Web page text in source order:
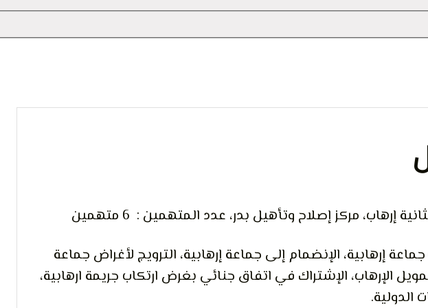
و
إرهاب، مركز إصلاح وتأهيل بدر، عدد المتهمين : 6 متهمين
إرهابية، الإنضمام إلى جماعة إرهابية، الترويج لأغراض جماعة
الإرهاب، الإشتراك في اتفاق جنائي بغرض ارتكاب جريمة ارهابية،